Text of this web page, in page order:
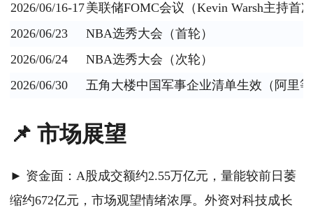
2026/06/16-17美联储FOMC会议（Kevin Warsh主持首
2026/06/23
NBA选秀大会（首轮）
2026/06/24
NBA选秀大会（次轮）
2026/06/30
五角大楼中国军事企业清单生效（阿里
📌 市场展望
► 资金面：A股成交额约2.55万亿元，量能较前日萎
缩约672亿元，市场观望情绪浓厚。外资对科技成长